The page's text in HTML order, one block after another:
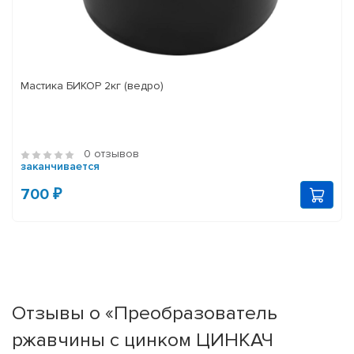
Мастика БИКОР 2кг (ведро)
0 отзывов
заканчивается
700 ₽
Отзывы о «Преобразователь
ржавчины с цинком ЦИНКАЧ